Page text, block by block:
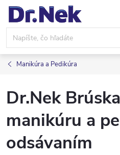
Prejsť
obsah
Manikúra a Pedikúra
Dr.Nek
manikúru a
odsávaním